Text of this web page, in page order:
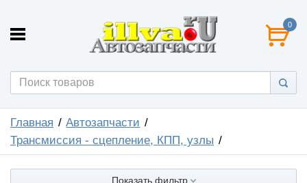
0
Главная
Автозапчасти
Трансмиссия - сцепление, КПП, узлы
Показать фильтр